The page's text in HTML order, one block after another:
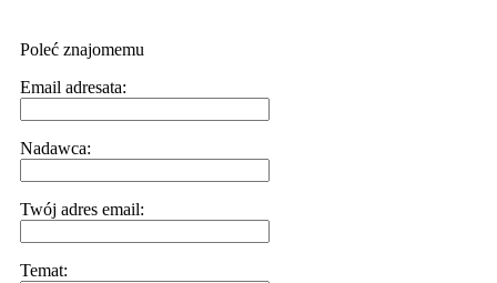
Poleć znajomemu
Email adresata:
Nadawca:
Twój adres email:
Temat: